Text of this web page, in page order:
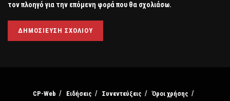
τον πλοηγό για την επόμενη φορά που θα σχολιάσω.
CP-Web Ειδήσεις Συνεντεύξεις
Όροι χρήσης